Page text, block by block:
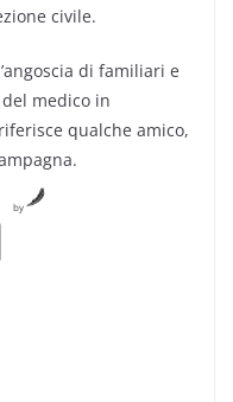
civile.
di familiari e
medico in
qualche amico,
by